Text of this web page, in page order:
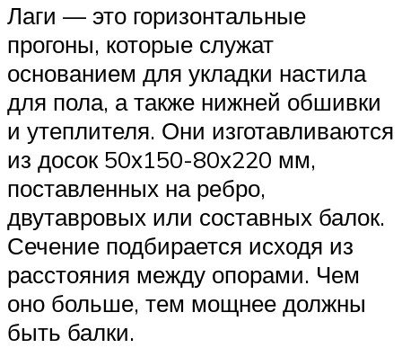
Лаги — это горизонтальные
прогоны, которые служат
основанием для укладки настила
для пола, а также нижней обшивки
и утеплителя. Они изготавливаются
из досок 50х150-80х220 мм,
поставленных на ребро,
двутавровых или составных балок.
Сечение подбирается исходя из
расстояния между опорами. Чем
оно больше, тем мощнее должны
быть балки.